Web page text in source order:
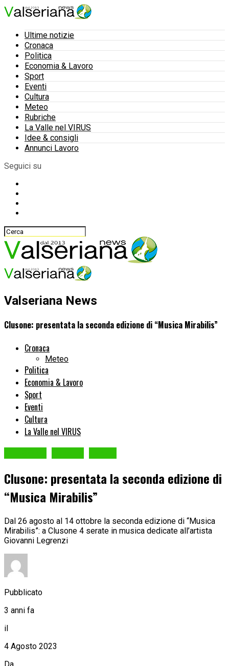
Ultime notizie
Cronaca
Politica
Economia & Lavoro
Sport
Eventi
Cultura
Meteo
Rubriche
La Valle nel VIRUS
Idee & consigli
Annunci Lavoro
Seguici su
Valseriana News
Clusone: presentata la seconda edizione di “Musica Mirabilis”
Cronaca
Meteo
Politica
Economia & Lavoro
Sport
Eventi
Cultura
La Valle nel VIRUS
Clusone: presentata la seconda edizione di
“Musica Mirabilis”
Dal 26 agosto al 14 ottobre la seconda edizione di “Musica
Mirabilis”: a Clusone 4 serate in musica dedicate all’artista
Giovanni Legrenzi
Pubblicato
3 anni fa
il
4 Agosto 2023